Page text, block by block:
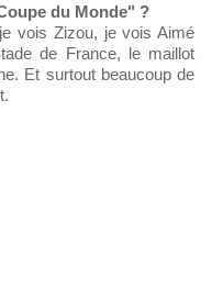
du Monde" ?
vois Zizou, je vois Aimé
de France, le maillot
Et surtout beaucoup de